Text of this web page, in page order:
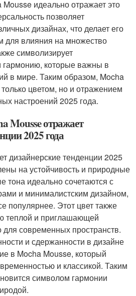
Mousse идеально отражает это
позволяет
дизайнах, что делает его
для влияния на множество
символизирует
гармонию, которые важны в
в мире. Таким образом, Mocha
цветом, но и отражением
настроений 2025 года.
Mousse отражает
2025 года
дизайнерские тенденции 2025
на устойчивость и природные
тона идеально сочетаются с
и минималистским дизайном,
популярнее. Этот цвет также
теплой и приглашающей
современных пространств.
и сдержанности в дизайне
в Mocha Mousse, который
и классикой. Таким
символом гармонии